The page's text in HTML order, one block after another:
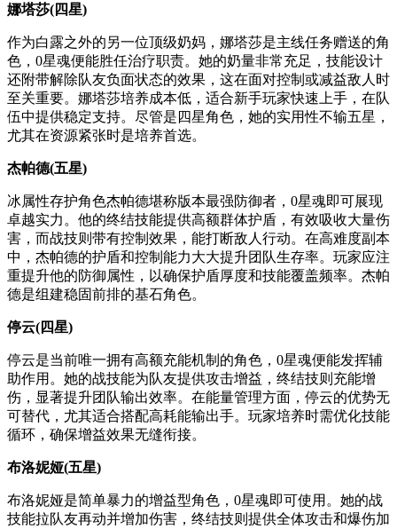
娜塔莎(四星)
作为白露之外的另一位顶级奶妈，娜塔莎是主线任务赠送的角
色，0星魂便能胜任治疗职责。她的奶量非常充足，技能设计
还附带解除队友负面状态的效果，这在面对控制或减益敌人时
至关重要。娜塔莎培养成本低，适合新手玩家快速上手，在队
伍中提供稳定支持。尽管是四星角色，她的实用性不输五星，
尤其在资源紧张时是培养首选。
杰帕德(五星)
冰属性存护角色杰帕德堪称版本最强防御者，0星魂即可展现
卓越实力。他的终结技能提供高额群体护盾，有效吸收大量伤
害，而战技则带有控制效果，能打断敌人行动。在高难度副本
中，杰帕德的护盾和控制能力大大提升团队生存率。玩家应注
重提升他的防御属性，以确保护盾厚度和技能覆盖频率。杰帕
德是组建稳固前排的基石角色。
停云(四星)
停云是当前唯一拥有高额充能机制的角色，0星魂便能发挥辅
助作用。她的战技能为队友提供攻击增益，终结技则充能增
伤，显著提升团队输出效率。在能量管理方面，停云的优势无
可替代，尤其适合搭配高耗能输出手。玩家培养时需优化技能
循环，确保增益效果无缝衔接。
布洛妮娅(五星)
布洛妮娅是简单暴力的增益型角色，0星魂即可使用。她的战
技能拉队友再动并增加伤害，终结技则提供全体攻击和爆伤加